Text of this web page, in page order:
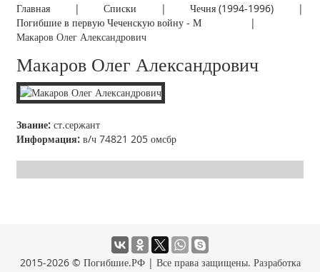
Главная |Списки |Чечня (1994-1996) |
Погибшие в первую Чеченскую войну - М |
Макаров Олег Александрович
Макаров Олег Александрович
Звание: ст.сержант
Информация: в/ч 74821 205 омсбр
2015-2026 © Погибшие.РФ | Все права защищены. Разработка